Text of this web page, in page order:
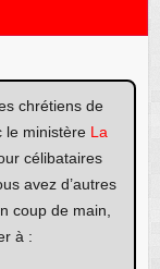
chrétiens de
le ministère La
célibataires
avez d’autres
coup de main,
à :